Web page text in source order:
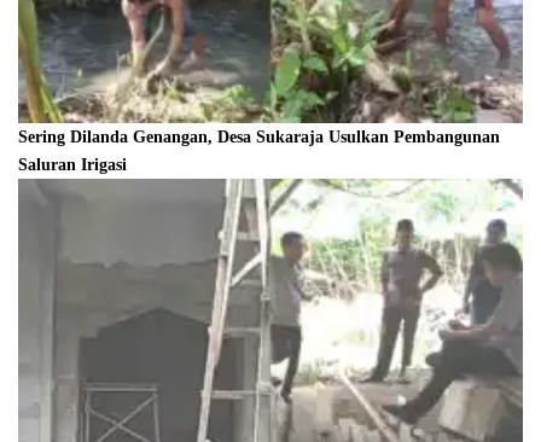
Sering Dilanda Genangan, Desa Sukaraja Usulkan Pembangunan
Saluran Irigasi